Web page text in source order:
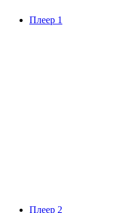
Плеер 1
Плеер 2